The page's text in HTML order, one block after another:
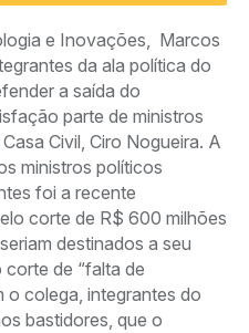
e Inovações, Marcos
da ala política do
a saída do
parte de ministros
Civil, Ciro Nogueira. A
ministros políticos
foi a recente
corte de R$ 600 milhões
destinados a seu
de “falta de
o colega, integrantes do
bastidores, que o